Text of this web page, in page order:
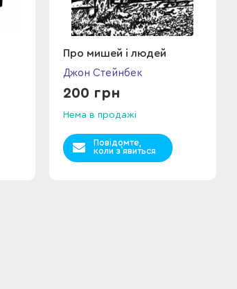
Про мишей і людей
Джон Стейнбек
200 грн
Нема в продажі
Повідомте,
коли з`явиться